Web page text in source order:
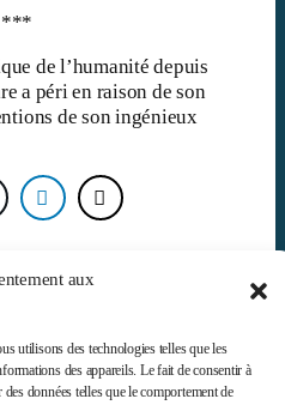
aux
utilisons des technologies telles que les
des appareils. Le fait de consentir à
données telles que le comportement de
***
de l’humanité depuis
a péri en raison de son
de son ingénieux
Suivant